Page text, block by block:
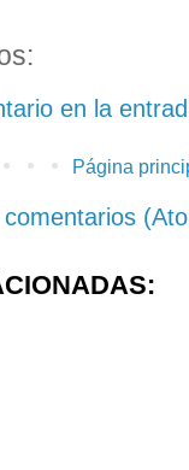
en la
Página
comentarios